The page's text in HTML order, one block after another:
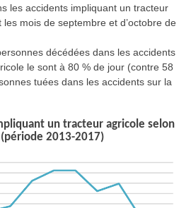
les accidents impliquant un tracteur
les mois de septembre et d’octobre de
décédées dans les accidents
le sont à 80 % de jour (contre 58
tuées dans les accidents sur la
un tracteur agricole selon
(période 2013-2017)